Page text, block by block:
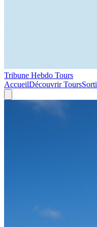
Tribune Hebdo Tours
AccueilDécouvrir Tours